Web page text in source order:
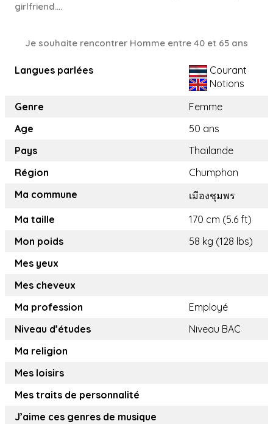
girlfriend....
Je souhaite rencontrer Homme entre 40 et 65 ans
Langues parlées
Courant
Notions
Genre
Femme
Age
50 ans
Pays
Thaïlande
Région
Chumphon
Ma commune
เมีองชุมพร
Ma taille
170 cm (5.6 ft)
Mon poids
58 kg (128 lbs)
Mes yeux
Mes cheveux
Ma profession
Employé
Niveau d’études
Niveau BAC
Ma religion
Mes loisirs
Mes traits de personnalité
J’aime ces genres de musique